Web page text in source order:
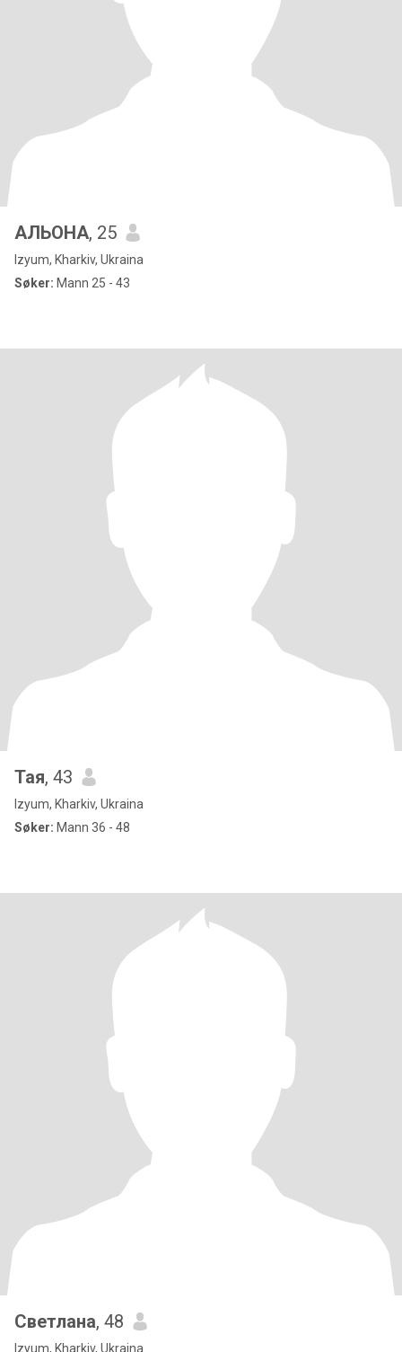
АЛЬОНА, 25
Izyum, Kharkiv, Ukraina
Søker: Mann 25 - 43
Тая, 43
Izyum, Kharkiv, Ukraina
Søker: Mann 36 - 48
Светлана, 48
Izyum, Kharkiv, Ukraina